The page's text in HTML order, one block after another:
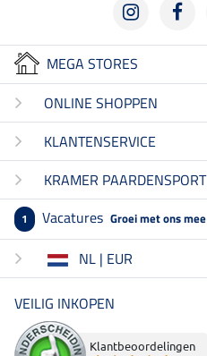
MEGA STORES
ONLINE SHOPPEN
KLANTENSERVICE
KRAMER PAARDENSPORT
1 Vacatures Groei met ons mee
NL | EUR
VEILIG INKOPEN
Klantbeoordelingen